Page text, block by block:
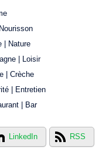
| Nature
| Loisir
| Crèche
| Entretien
| Bar
LinkedIn RSS